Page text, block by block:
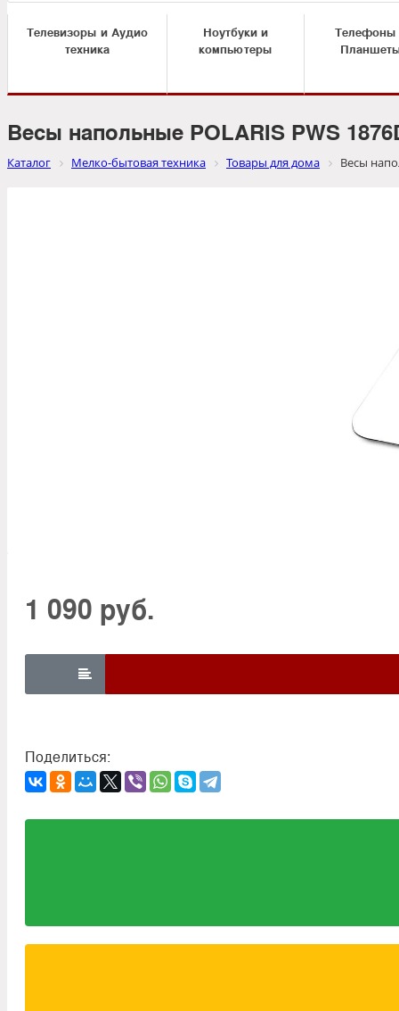
Телевизоры и Аудио
техника
Ноутбуки и
компьютеры
Телефоны
Весы напольные POLARIS PWS
Каталог Мелко-бытовая техника Товары для дома Весы
1 090 руб.

Поделиться: